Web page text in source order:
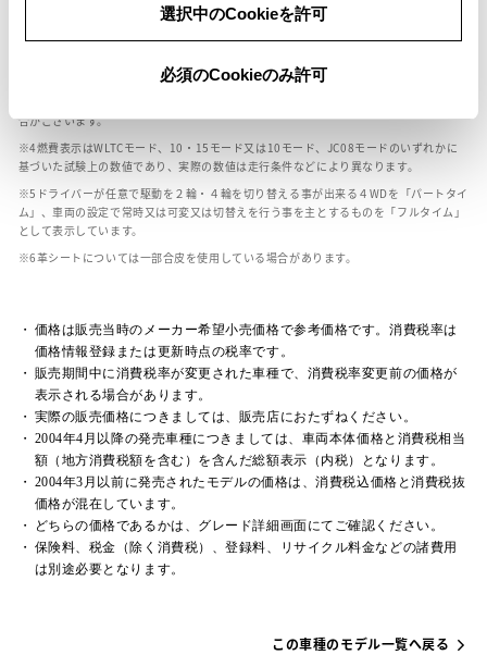
選択中のCookieを許可
必須のCookieのみ許可
車の種類、仕様により数値が複数ある場合とサスペンション形式などにより、ホイ
合がございます。
燃費表示はWLTCモード、10・15モード又は10モード、JC08モードのいずれかに
基づいた試験上の数値であり、実際の数値は走行条件などにより異なります。
ドライバーが任意で駆動を２輪・４輪を切り替える事が出来る４WDを「パートタイ
ム」、車両の設定で常時又は可変又は切替えを行う事を主とするものを「フルタイム」
として表示しています。
革シートについては一部合皮を使用している場合があります。
価格は販売当時のメーカー希望小売価格で参考価格です。消費税率は
価格情報登録または更新時点の税率です。
販売期間中に消費税率が変更された車種で、消費税率変更前の価格が
表示される場合があります。
実際の販売価格につきましては、販売店におたずねください。
2004年4月以降の発売車種につきましては、車両本体価格と消費税相当
額（地方消費税額を含む）を含んだ総額表示（内税）となります。
2004年3月以前に発売されたモデルの価格は、消費税込価格と消費税抜
価格が混在しています。
どちらの価格であるかは、グレード詳細画面にてご確認ください。
保険料、税金（除く消費税）、登録料、リサイクル料金などの諸費用
は別途必要となります。
この車種のモデル一覧へ戻る